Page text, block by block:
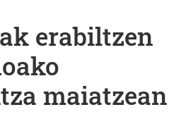
erabiltzen
maiatzean